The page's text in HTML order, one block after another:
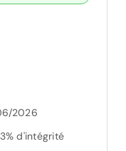
2026
d'intégrité